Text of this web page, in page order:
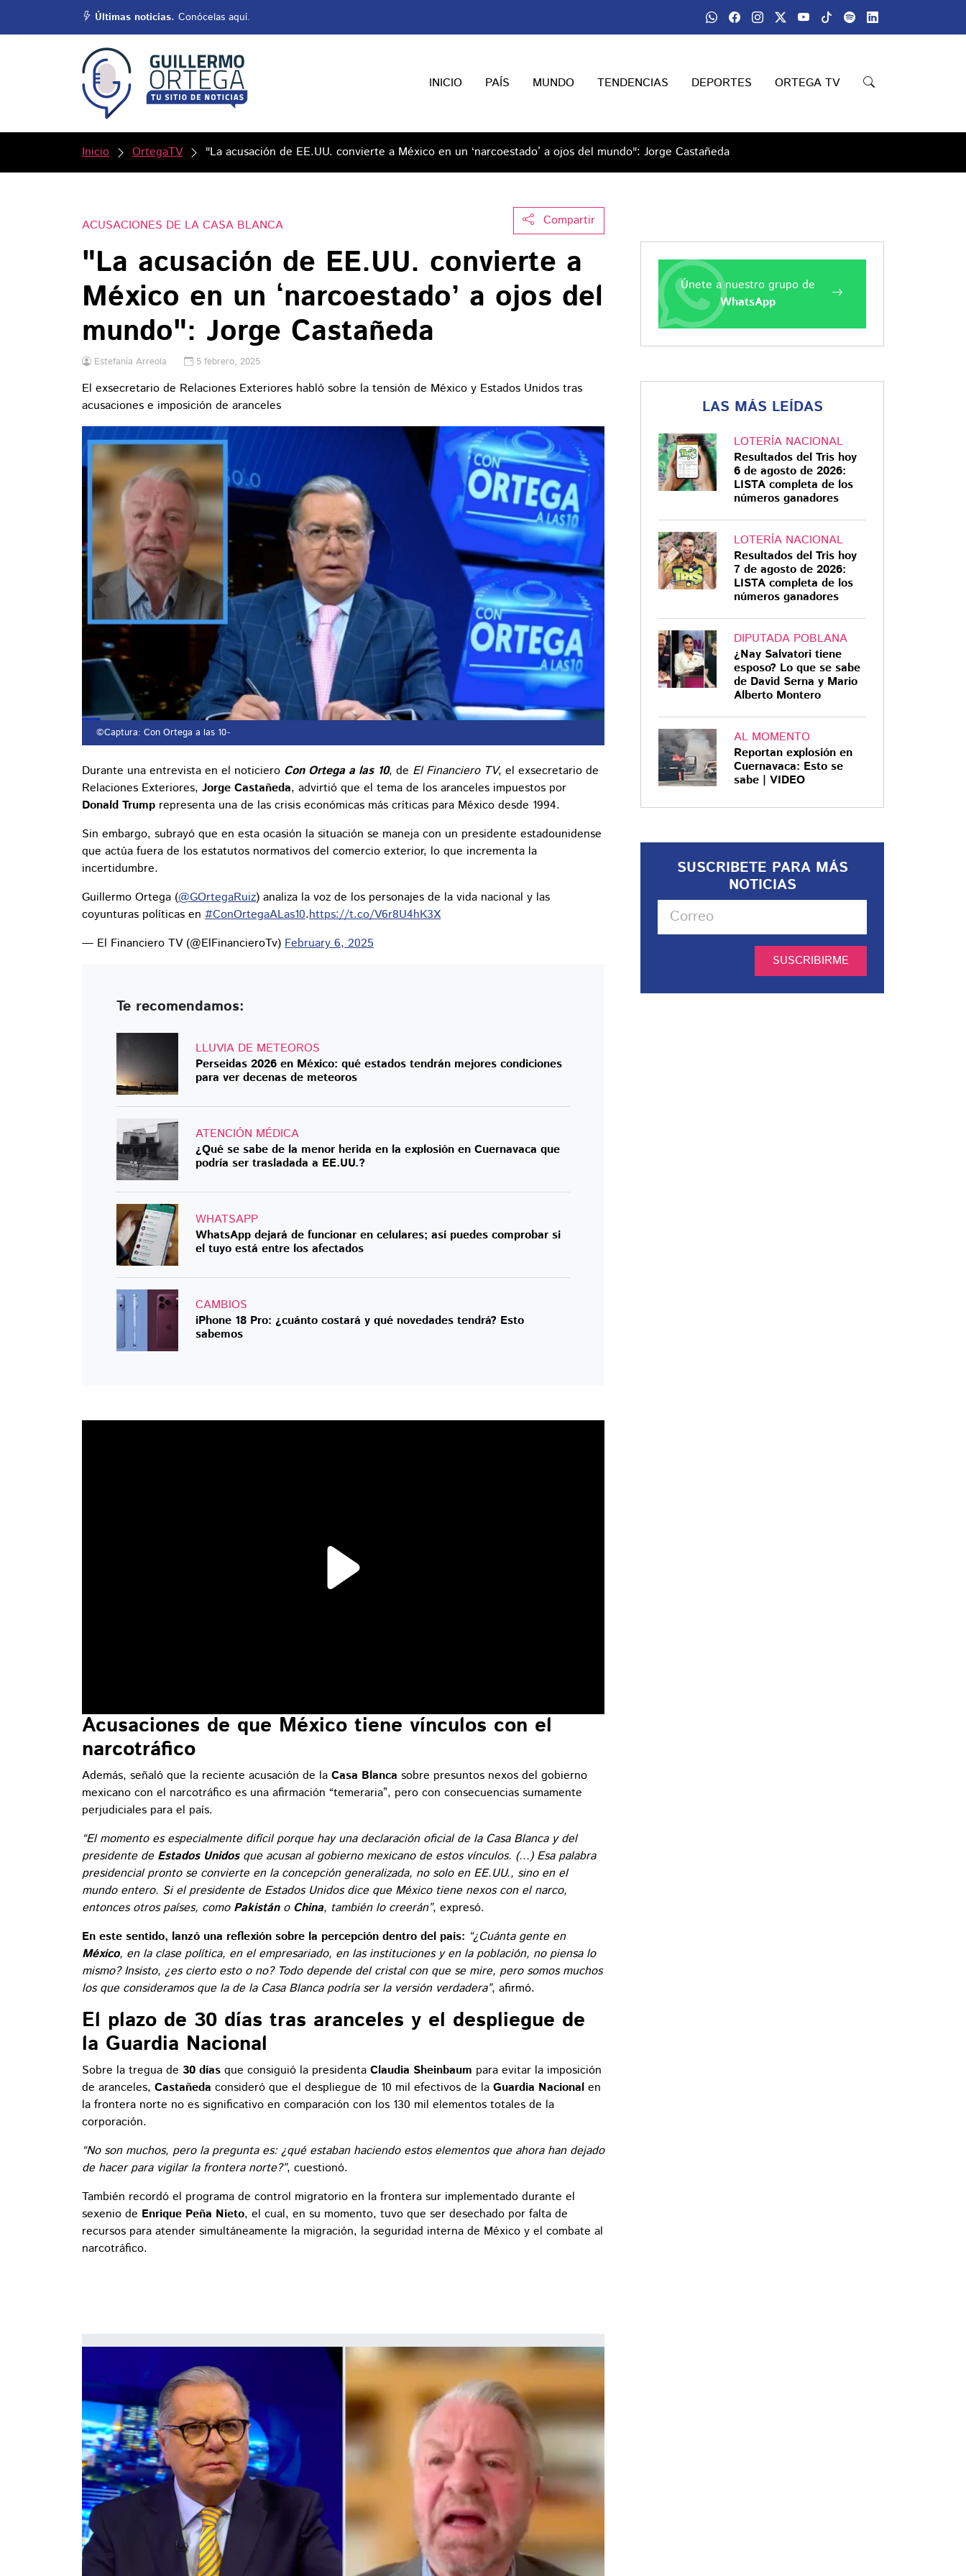
Últimas noticias. Conócelas aquí.
INICIO PAÍS MUNDO TENDENCIAS DEPORTES ORTEGA TV
Inicio OrtegaTV "La acusación de EE.UU. convierte a México en un ‘narcoestado’ a ojos del mundo": Jorge Castañeda
Compartir
ACUSACIONES DE LA CASA BLANCA
"La acusación de EE.UU. convierte a
México en un ‘narcoestado’ a ojos del
mundo": Jorge Castañeda
Estefanía Arreola 5 febrero, 2025
El exsecretario de Relaciones Exteriores habló sobre la tensión de México y Estados Unidos tras
acusaciones e imposición de aranceles
©Captura: Con Ortega a las 10-
Durante una entrevista en el noticiero Con Ortega a las 10, de El Financiero TV, el exsecretario de
Relaciones Exteriores, Jorge Castañeda, advirtió que el tema de los aranceles impuestos por
Donald Trump representa una de las crisis económicas más críticas para México desde 1994.
Sin embargo, subrayó que en esta ocasión la situación se maneja con un presidente estadounidense
que actúa fuera de los estatutos normativos del comercio exterior, lo que incrementa la
incertidumbre.
Guillermo Ortega (@GOrtegaRuiz) analiza la voz de los personajes de la vida nacional y las
coyunturas políticas en #ConOrtegaALas10.https://t.co/V6r8U4hK3X
— El Financiero TV (@ElFinancieroTv) February 6, 2025
Te recomendamos:
LLUVIA DE METEOROS
Perseidas 2026 en México: qué estados tendrán mejores condiciones
para ver decenas de meteoros
ATENCIÓN MÉDICA
¿Qué se sabe de la menor herida en la explosión en Cuernavaca que
podría ser trasladada a EE.UU.?
WHATSAPP
WhatsApp dejará de funcionar en celulares; así puedes comprobar si
el tuyo está entre los afectados
CAMBIOS
iPhone 18 Pro: ¿cuánto costará y qué novedades tendrá? Esto
sabemos
Acusaciones de que México tiene vínculos con el
narcotráfico
Además, señaló que la reciente acusación de la Casa Blanca sobre presuntos nexos del gobierno
mexicano con el narcotráfico es una afirmación “temeraria”, pero con consecuencias sumamente
perjudiciales para el país.
“El momento es especialmente difícil porque hay una declaración oficial de la Casa Blanca y del
presidente de Estados Unidosque acusan al gobierno mexicano de estos vínculos. (...) Esa palabra
presidencial pronto se convierte en la concepción generalizada, no solo en EE.UU., sino en el
mundo entero. Si el presidente de Estados Unidos dice que México tiene nexos con el narco,
entonces otros países, como Pakistáno China, también lo creerán”, expresó.
En este sentido, lanzó una reflexión sobre la percepción dentro del país: “¿Cuánta gente en
México, en la clase política, en el empresariado, en las instituciones y en la población, no piensa lo
mismo? Insisto, ¿es cierto esto o no? Todo depende del cristal con que se mire, pero somos muchos
los que consideramos que la de la Casa Blanca podría ser la versión verdadera”, afirmó.
El plazo de 30 días tras aranceles y el despliegue de
la Guardia Nacional
Sobre la tregua de 30 días que consiguió la presidenta Claudia Sheinbaum para evitar la imposición
de aranceles, Castañeda consideró que el despliegue de 10 mil efectivos de la Guardia Nacional en
la frontera norte no es significativo en comparación con los 130 mil elementos totales de la
corporación.
“No son muchos, pero la pregunta es: ¿qué estaban haciendo estos elementos que ahora han dejado
de hacer para vigilar la frontera norte?”, cuestionó.
También recordó el programa de control migratorio en la frontera sur implementado durante el
sexenio de Enrique Peña Nieto, el cual, en su momento, tuvo que ser desechado por falta de
recursos para atender simultáneamente la migración, la seguridad interna de México y el combate al
narcotráfico.
Únete a nuestro grupo de
WhatsApp
LAS MÁS LEÍDAS
LOTERÍA NACIONAL
Resultados del Tris hoy
6 de agosto de 2026:
LISTA completa de los
números ganadores
LOTERÍA NACIONAL
Resultados del Tris hoy
7 de agosto de 2026:
LISTA completa de los
números ganadores
DIPUTADA POBLANA
¿Nay Salvatori tiene
esposo? Lo que se sabe
de David Serna y Mario
Alberto Montero
AL MOMENTO
Reportan explosión en
Cuernavaca: Esto se
sabe | VIDEO
SUSCRIBETE PARA MÁS
NOTICIAS
SUSCRIBIRME